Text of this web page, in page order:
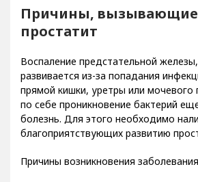
Причины, вызывающие
простатит
Воспаление предстательной
развивается из-за попадания
прямой кишки, уретры или мочевого
по себе проникновение бактерий
болезнь. Для этого необходимо
благоприятствующих развитию
Причины возникновения